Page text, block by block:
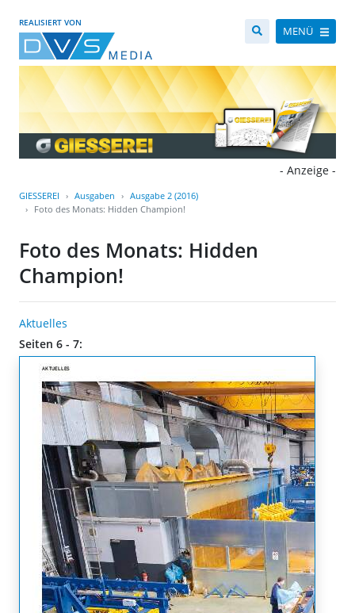
REALISIERT VON
MENÜ
- Anzeige -
GIESSEREI Ausgaben
Ausgabe 2 (2016)
Foto des Monats: Hidden Champion!
Foto des Monats: Hidden
Champion!
Aktuelles
Seiten 6 - 7: